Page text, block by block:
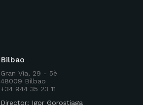
Bilbao
Gran Via, 29 - 5è
48009 Bilbao
+34 944 35 23 11
Director: Igor Gorostiaga